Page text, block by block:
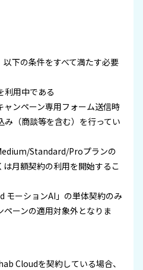
下の条件をすべて満たす必要
利用中である
ャンペーン専用フォーム送信時
（商談等を含む）を行ってい
Standard/Proプランの
月額契約の利用を開始するこ
ーションAI」の単体契約のみ
ーンの適用対象外となりま
Cloudを契約している場合、